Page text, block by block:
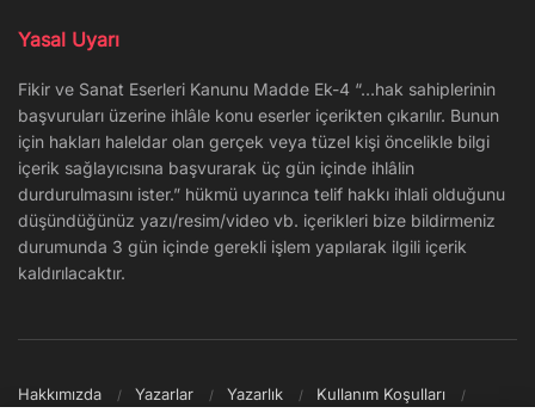
Yasal Uyarı
Fikir ve Sanat Eserleri Kanunu Madde Ek-4 “…hak sahiplerinin
başvuruları üzerine ihlâle konu eserler içerikten çıkarılır. Bunun
için hakları haleldar olan gerçek veya tüzel kişi öncelikle bilgi
içerik sağlayıcısına başvurarak üç gün içinde ihlâlin
durdurulmasını ister.” hükmü uyarınca telif hakkı ihlali olduğunu
düşündüğünüz yazı/resim/video vb. içerikleri bize bildirmeniz
durumunda 3 gün içinde gerekli işlem yapılarak ilgili içerik
kaldırılacaktır.
Hakkımızda Yazarlar Yazarlık
Kullanım Koşulları